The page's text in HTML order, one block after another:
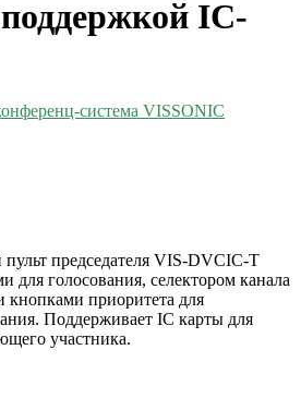
IC-
система VISSONIC
председателя VIS-DVCIC-T
для голосования, селектором канала
кнопками приоритета для
Поддерживает IC карты для
участника.